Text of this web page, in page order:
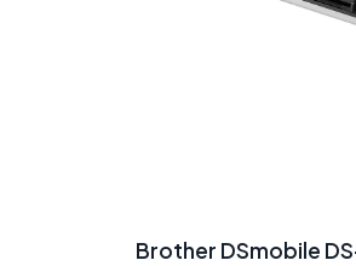
Brother DSmobile